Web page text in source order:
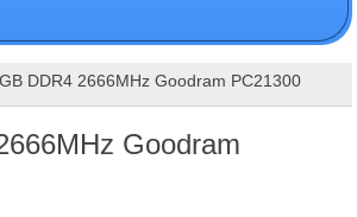
DDR4 2666MHz Goodram PC21300
Goodram